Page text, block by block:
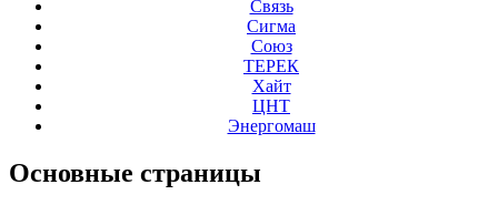
Связь
Сигма
Союз
ТЕРЕК
Хайт
ЦНТ
Энергомаш
Основные страницы